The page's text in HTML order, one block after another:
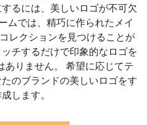
るには、美しいロゴが不可欠
ムでは、精巧に作られたメイ
レクションを見つけることが
チするだけで印象的なロゴを
ありません。 希望に応じてテ
のブランドの美しいロゴをす
します。